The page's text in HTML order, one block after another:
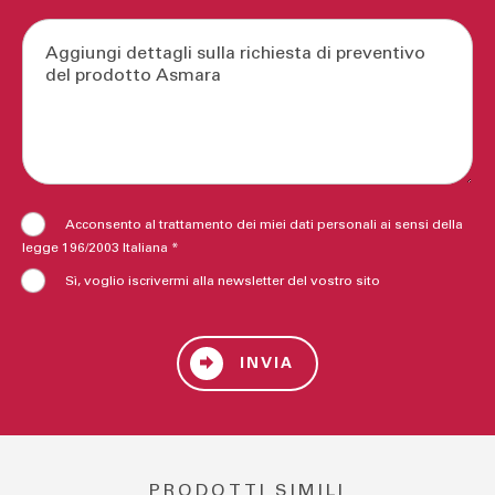
Acconsento al trattamento dei miei dati personali ai sensi della
legge 196/2003 Italiana *
Sì, voglio iscrivermi alla newsletter del vostro sito
INVIA
PRODOTTI SIMILI